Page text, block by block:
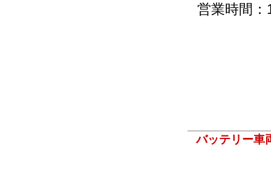
営業時間
バッテリー車